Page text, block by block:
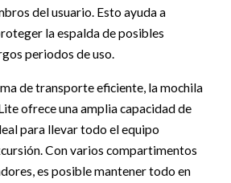
del usuario. Esto ayuda a
la espalda de posibles
periodos de uso.
de transporte eficiente, la mochila
ofrece una amplia capacidad de
para llevar todo el equipo
Con varios compartimentos
es posible mantener todo en